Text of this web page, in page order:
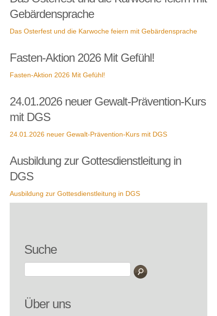
Gebärdensprache
Das Osterfest und die Karwoche feiern mit Gebärdensprache
Fasten-Aktion 2026 Mit Gefühl!
Fasten-Aktion 2026 Mit Gefühl!
24.01.2026 neuer Gewalt-Prävention-Kurs
mit DGS
24.01.2026 neuer Gewalt-Prävention-Kurs mit DGS
Ausbildung zur Gottesdienstleitung in
DGS
Ausbildung zur Gottesdienstleitung in DGS
Suche
Über uns